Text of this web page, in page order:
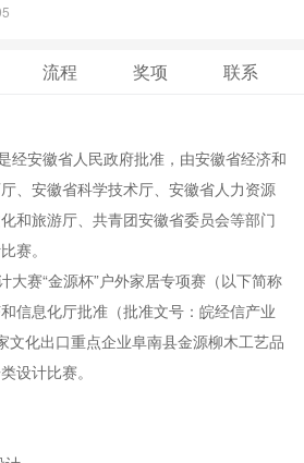
流程 奖项 联系
经安徽省人民政府批准，由安徽省经济和
、安徽省科学技术厅、安徽省人力资源
和旅游厅、共青团安徽省委员会等部门
赛。
大赛“金源杯”户外家居专项赛（以下简称
信息化厅批准（批准文号：皖经信产业
文化出口重点企业阜南县金源柳木工艺品
设计比赛。